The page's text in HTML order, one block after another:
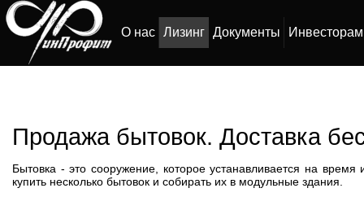
О нас Лизинг Документы Инвесторам
Продажа бытовок. Доставка
Бытовка - это сооружение, которое устанавливается на
купить несколько бытовок и собирать их в модульные здания.